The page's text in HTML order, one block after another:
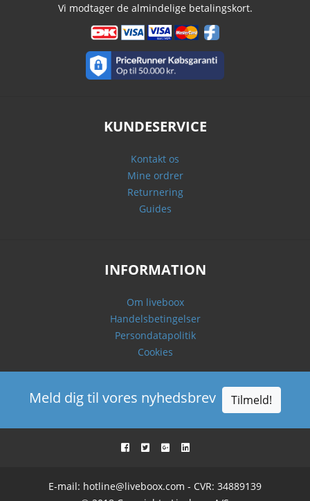
Vi modtager de almindelige betalingskort.
KUNDESERVICE
Kontakt os
Mine ordrer
Returnering
Guides
INFORMATION
Om liveboox
Handelsbetingelser
Persondatapolitik
Cookies
Meld dig til vores nyhedsbrev Tilmeld!
E-mail: hotline@liveboox.com - CVR: 34889139